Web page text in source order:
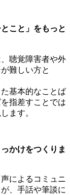
こと」をもっと
聴覚障害者や外
難しい方と
基本的なことば
指差すことでは
ます。
かけをつくりま
によるコミュニ
、手話や筆談に